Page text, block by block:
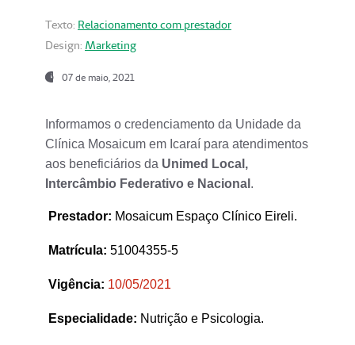
Texto: Relacionamento com prestador
Design: Marketing
07 de maio, 2021
Informamos o credenciamento da Unidade da
Clínica Mosaicum em Icaraí para atendimentos
aos beneficiários da Unimed Local,
Intercâmbio Federativo e Nacional .
Prestador: Mosaicum Espaço Clínico Eireli.
Matrícula: 51004355-5
Vigência: 10/05/2021
Especialidade: Nutrição e Psicologia.